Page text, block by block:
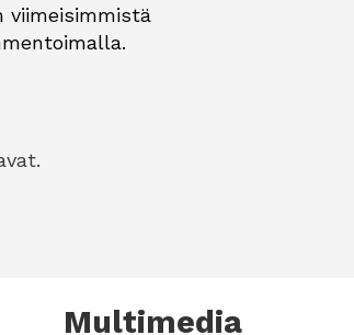
viimeisimmistä
Multimedia